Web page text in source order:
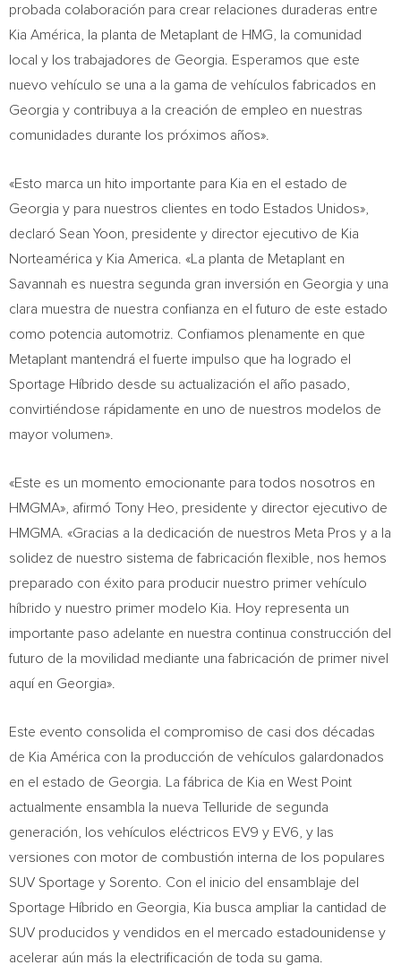
probada colaboración para crear relaciones duraderas entre
Kia América, la planta de Metaplant de HMG, la comunidad
local y los trabajadores de Georgia. Esperamos que este
nuevo vehículo se una a la gama de vehículos fabricados en
Georgia y contribuya a la creación de empleo en nuestras
comunidades durante los próximos años».
«Esto marca un hito importante para Kia en el estado de
Georgia y para nuestros clientes en todo Estados Unidos»,
declaró Sean Yoon, presidente y director ejecutivo de Kia
Norteamérica y Kia America. «La planta de Metaplant en
Savannah es nuestra segunda gran inversión en Georgia y una
clara muestra de nuestra confianza en el futuro de este estado
como potencia automotriz. Confiamos plenamente en que
Metaplant mantendrá el fuerte impulso que ha logrado el
Sportage Híbrido desde su actualización el año pasado,
convirtiéndose rápidamente en uno de nuestros modelos de
mayor volumen».
«Este es un momento emocionante para todos nosotros en
HMGMA», afirmó Tony Heo, presidente y director ejecutivo de
HMGMA. «Gracias a la dedicación de nuestros Meta Pros y a la
solidez de nuestro sistema de fabricación flexible, nos hemos
preparado con éxito para producir nuestro primer vehículo
híbrido y nuestro primer modelo Kia. Hoy representa un
importante paso adelante en nuestra continua construcción del
futuro de la movilidad mediante una fabricación de primer nivel
aquí en Georgia».
Este evento consolida el compromiso de casi dos décadas
de Kia América con la producción de vehículos galardonados
en el estado de Georgia. La fábrica de Kia en West Point
actualmente ensambla la nueva Telluride de segunda
generación, los vehículos eléctricos EV9 y EV6, y las
versiones con motor de combustión interna de los populares
SUV Sportage y Sorento. Con el inicio del ensamblaje del
Sportage Híbrido en Georgia, Kia busca ampliar la cantidad de
SUV producidos y vendidos en el mercado estadounidense y
acelerar aún más la electrificación de toda su gama.